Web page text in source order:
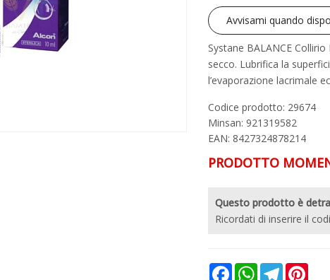
Avvisami quando
Systane BALANCE
secco. Lubrifica la
l’evaporazione lacrimale
Codice prodotto: 29674
Minsan: 921319582
EAN: 8427324878214
PRODOTTO
Questo prodotto è
Ricordati di inserire il
FacebookWhatsAppTelegram